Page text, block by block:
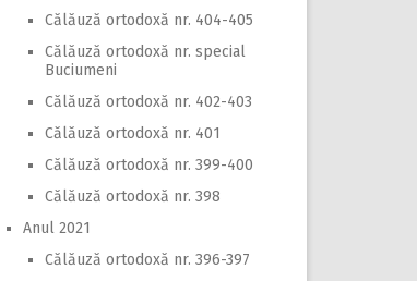
Călăuză ortodoxă nr. 404-405
Călăuză ortodoxă nr. special
Buciumeni
Călăuză ortodoxă nr. 402-403
Călăuză ortodoxă nr. 401
Călăuză ortodoxă nr. 399-400
Călăuză ortodoxă nr. 398
Anul 2021
Călăuză ortodoxă nr. 396-397